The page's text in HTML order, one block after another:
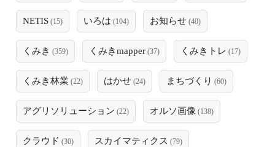
NETIS (15) いろは (104) お知らせ (40)
くみき (359) くみきmapper (37) くみきトレ (17)
くみき林業 (22) はかせ (24) まちづくり (60)
アグリソリューション (22) オルソ画像 (138)
クラウド (30) スカイマティクス (79)